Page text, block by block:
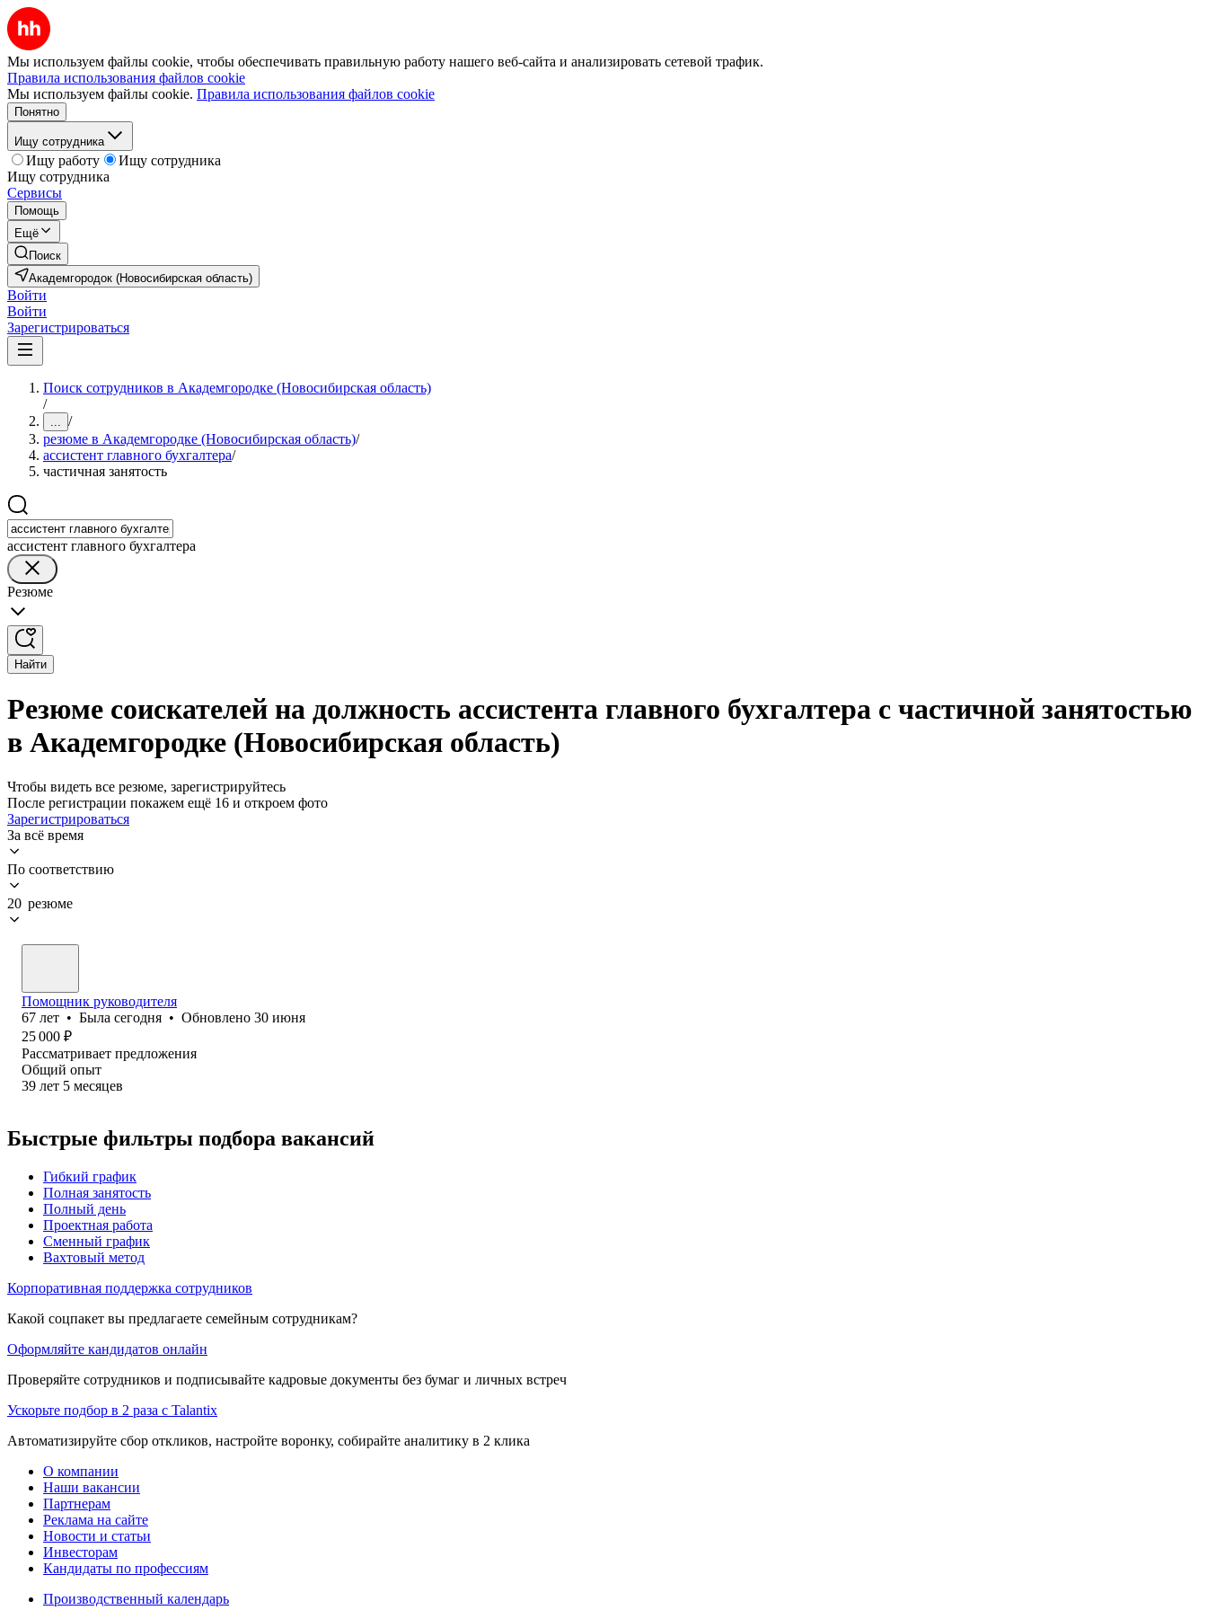
Мы используем файлы cookie, чтобы обеспечивать правильную работу нашего веб-сайта и анализировать сетевой трафик.
Правила использования файлов cookie
Мы используем файлы cookie. Правила использования файлов cookie
Понятно
Ищу сотрудника
Ищу работу
Ищу сотрудника
Ищу сотрудника
Сервисы
Помощь
Ещё
Поиск
Академгородок (Новосибирская область)
Войти
Войти
Зарегистрироваться
Поиск сотрудников в Академгородке (Новосибирская область)
/
... /
резюме в Академгородке (Новосибирская область)/
ассистент главного бухгалтера/
частичная занятость
ассистент главного бухгалтера
Резюме
Найти
Резюме соискателей на должность ассистента главного бухгалтера с частичной занятостью
в Академгородке (Новосибирская область)
Чтобы видеть все резюме, зарегистрируйтесь
После регистрации покажем ещё 16 и откроем фото
Зарегистрироваться
За всё время
По соответствию
20 резюме
Помощник руководителя
67 лет • Была сегодня • Обновлено 30 июня
25 000 ₽
Рассматривает предложения
Общий опыт
39 лет 5 месяцев
Быстрые фильтры подбора вакансий
Гибкий график
Полная занятость
Полный день
Проектная работа
Сменный график
Вахтовый метод
Корпоративная поддержка сотрудников
Какой соцпакет вы предлагаете семейным сотрудникам?
Оформляйте кандидатов онлайн
Проверяйте сотрудников и подписывайте кадровые документы без бумаг и личных встреч
Ускорьте подбор в 2 раза с Talantix
Автоматизируйте сбор откликов, настройте воронку, собирайте аналитику в 2 клика
О компании
Наши вакансии
Партнерам
Реклама на сайте
Новости и статьи
Инвесторам
Кандидаты по профессиям
Производственный календарь